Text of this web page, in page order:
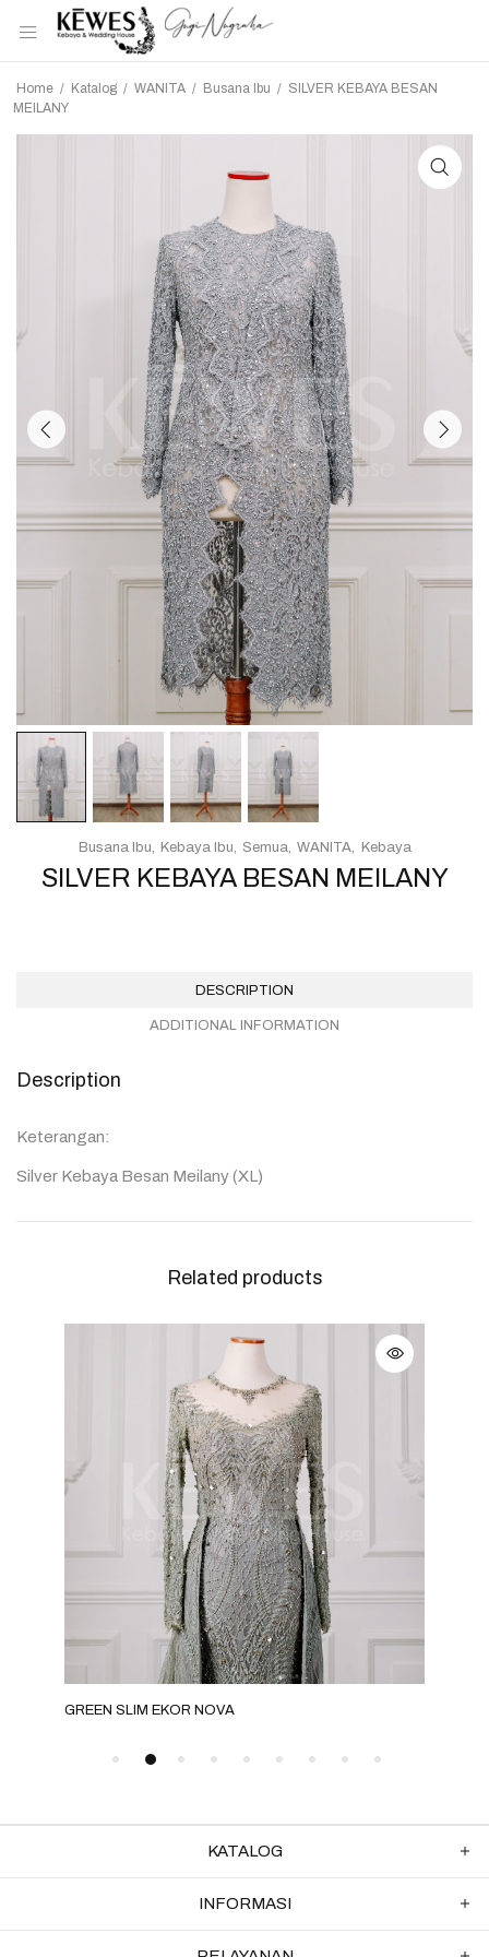
Home / Katalog / WANITA / Busana Ibu / SILVER KEBAYA BESAN
MEILANY
SILVER KEBAYA BESAN MEILANY
Busana Ibu Kebaya Ibu Semua WANITA Kebaya
DESCRIPTION
ADDITIONAL INFORMATION
Description
Keterangan:
Silver Kebaya Besan Meilany (XL)
Related products
GREEN SLIM EKOR NOVA
KATALOG
INFORMASI